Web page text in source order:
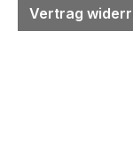
Vertrag